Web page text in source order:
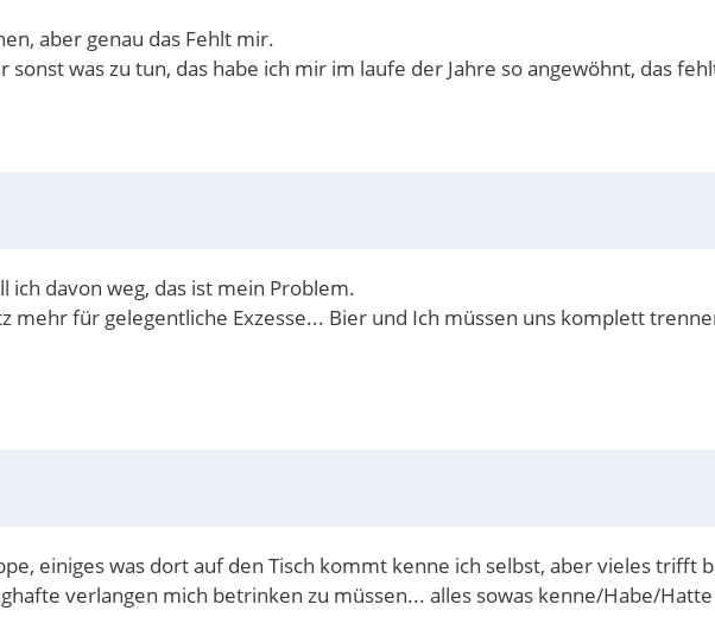
aber genau das Fehlt mir.
was zu tun, das habe ich mir im laufe der Jahre so angewöhnt, das
ich davon weg, das ist mein Problem.
mehr für gelegentliche Exzesse... Bier und Ich müssen uns komplett
einiges was dort auf den Tisch kommt kenne ich selbst, aber vieles trifft
verlangen mich betrinken zu müssen... alles sowas kenne/Habe/